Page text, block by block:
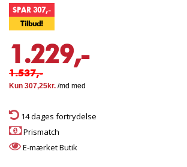
SPAR 307,-
Tilbud!
1.229,-
1.537,-
14 dages fortrydelse
Prismatch
E-mærket Butik